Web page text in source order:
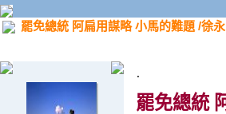
罷免總統 阿扁用謀略 小馬的難題 /徐永
.
罷免總統